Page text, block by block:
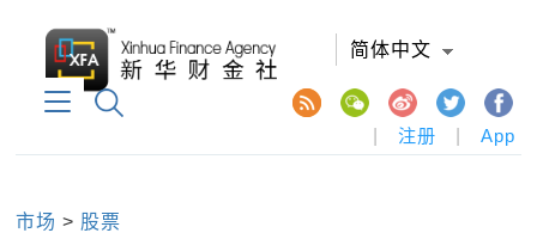
简体中文
注册 App
市场 > 股票